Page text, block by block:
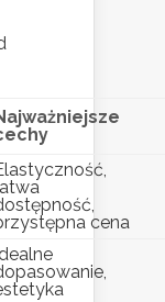
cena